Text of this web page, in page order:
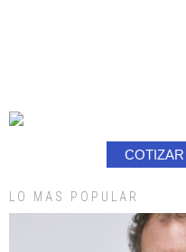
LO MAS POPULAR